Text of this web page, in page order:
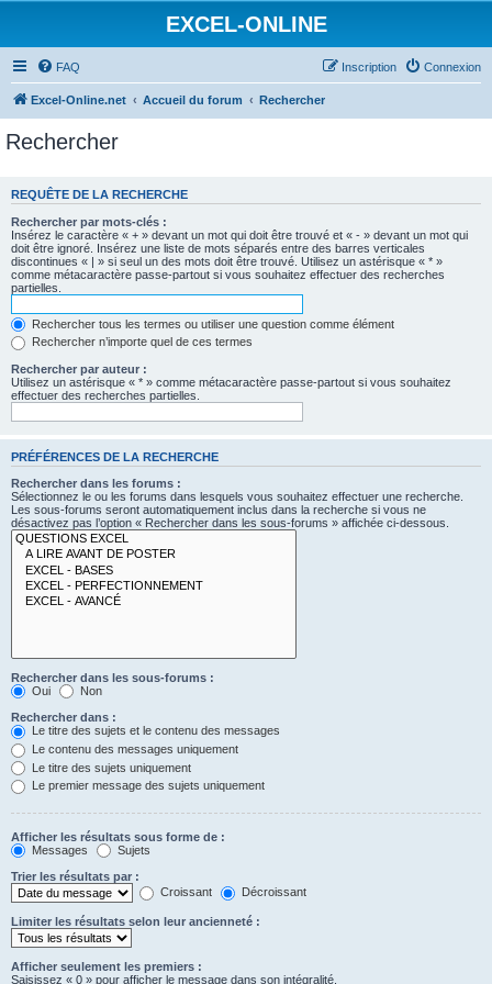
EXCEL-ONLINE
FAQ Connexion
Inscription
Excel-Online.net Accueil du forum Rechercher
Rechercher
REQUÊTE DE LA RECHERCHE
Rechercher par mots-clés :
Insérez le caractère « + » devant un mot qui doit être trouvé et « - » devant un mot qui
doit être ignoré. Insérez une liste de mots séparés entre des barres verticales
discontinues « | » si seul un des mots doit être trouvé. Utilisez un astérisque « * »
comme métacaractère passe-partout si vous souhaitez effectuer des recherches
partielles.
Rechercher tous les termes ou utiliser une question comme élément
Rechercher n’importe quel de ces termes
Rechercher par auteur :
Utilisez un astérisque « * » comme métacaractère passe-partout si vous souhaitez
effectuer des recherches partielles.
PRÉFÉRENCES DE LA RECHERCHE
Rechercher dans les forums :
Sélectionnez le ou les forums dans lesquels vous souhaitez effectuer une recherche.
Les sous-forums seront automatiquement inclus dans la recherche si vous ne
désactivez pas l’option « Rechercher dans les sous-forums » affichée ci-dessous.
Rechercher dans les sous-forums :
Oui
Non
Rechercher dans :
Le titre des sujets et le contenu des messages
Le contenu des messages uniquement
Le titre des sujets uniquement
Le premier message des sujets uniquement
Afficher les résultats sous forme de :
Messages
Sujets
Trier les résultats par :
Croissant
Décroissant
Limiter les résultats selon leur ancienneté :
Afficher seulement les premiers :
Saisissez « 0 » pour afficher le message dans son intégralité.